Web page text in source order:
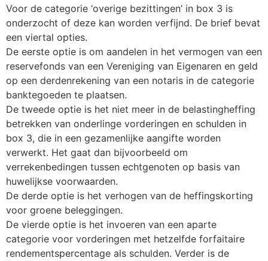
Voor de categorie ‘overige bezittingen’ in box 3 is
onderzocht of deze kan worden verfijnd. De brief bevat
een viertal opties.
De eerste optie is om aandelen in het vermogen van een
reservefonds van een Vereniging van Eigenaren en geld
op een derdenrekening van een notaris in de categorie
banktegoeden te plaatsen.
De tweede optie is het niet meer in de belastingheffing
betrekken van onderlinge vorderingen en schulden in
box 3, die in een gezamenlijke aangifte worden
verwerkt. Het gaat dan bijvoorbeeld om
verrekenbedingen tussen echtgenoten op basis van
huwelijkse voorwaarden.
De derde optie is het verhogen van de heffingskorting
voor groene beleggingen.
De vierde optie is het invoeren van een aparte
categorie voor vorderingen met hetzelfde forfaitaire
rendementspercentage als schulden. Verder is de